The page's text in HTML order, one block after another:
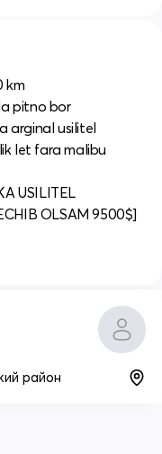
km
pitno bor
arginal usilitel
let fara malibu
USILITEL
OLSAM 9500$]
район